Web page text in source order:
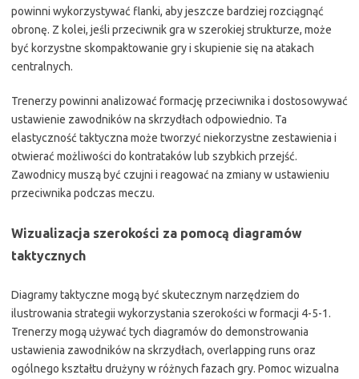
powinni wykorzystywać flanki, aby jeszcze bardziej rozciągnąć
obronę. Z kolei, jeśli przeciwnik gra w szerokiej strukturze, może
być korzystne skompaktowanie gry i skupienie się na atakach
centralnych.
Trenerzy powinni analizować formację przeciwnika i dostosowywać
ustawienie zawodników na skrzydłach odpowiednio. Ta
elastyczność taktyczna może tworzyć niekorzystne zestawienia i
otwierać możliwości do kontrataków lub szybkich przejść.
Zawodnicy muszą być czujni i reagować na zmiany w ustawieniu
przeciwnika podczas meczu.
Wizualizacja szerokości za pomocą diagramów
taktycznych
Diagramy taktyczne mogą być skutecznym narzędziem do
ilustrowania strategii wykorzystania szerokości w formacji 4-5-1.
Trenerzy mogą używać tych diagramów do demonstrowania
ustawienia zawodników na skrzydłach, overlapping runs oraz
ogólnego kształtu drużyny w różnych fazach gry. Pomoc wizualna